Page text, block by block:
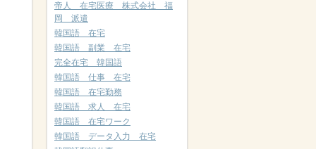
帝人 在宅医療 株式会社 福
岡 派遣
韓国語 在宅
韓国語 副業 在宅
完全在宅 韓国語
韓国語 仕事 在宅
韓国語 在宅勤務
韓国語 求人 在宅
韓国語 在宅ワーク
韓国語 データ入力 在宅